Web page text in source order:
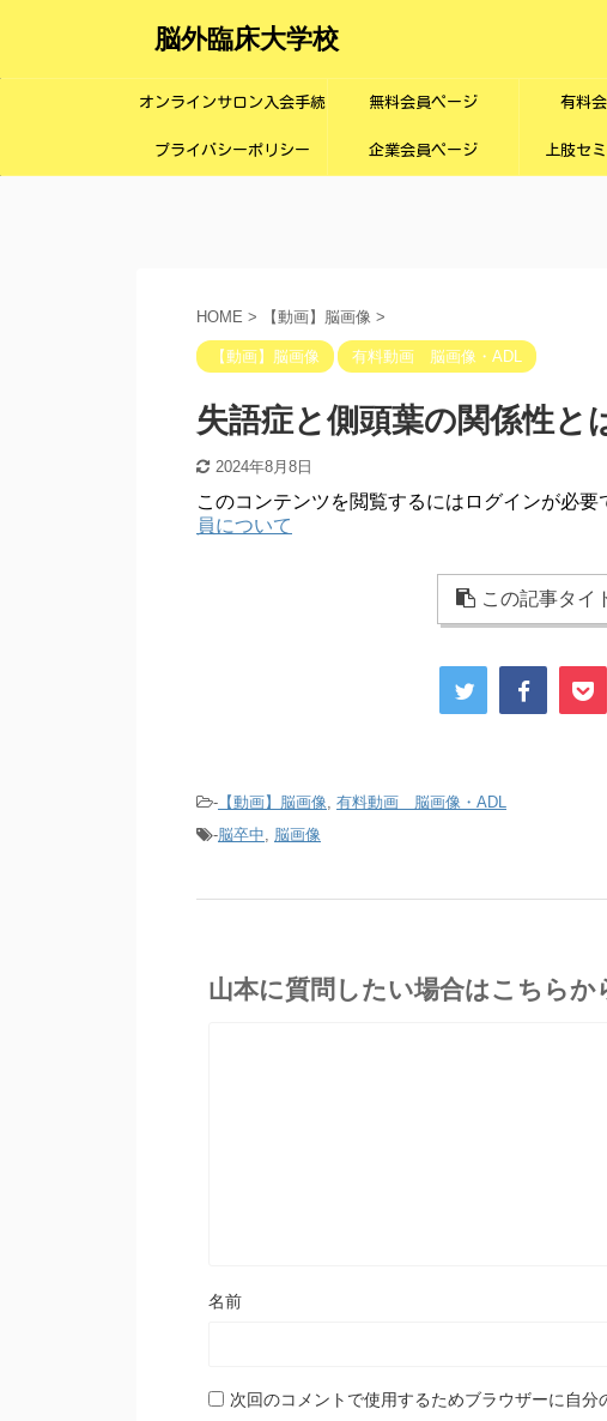
脳外臨床大学校
オンラインサロン入会手続
き画面
無料会員ページ 有料
プライバシーポリシー 企業会員ページ 上肢セ
HOME > 【動画】脳画像 >
【動画】脳画像 有料動画 脳画像・ADL
失語症と側頭葉の関係性
2024年8月8日
このコンテンツを閲覧するにはログインが必要
員について
この記事タイ
- 【動画】脳画像, 有料動画 脳画像・ADL
-脳卒中, 脳画像
山本に質問したい場合はこちらか
名前
次回のコメントで使用するためブラウザーに自分